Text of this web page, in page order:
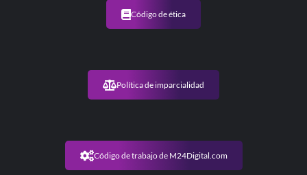
Código de ética
Política de imparcialidad
Código de trabajo de M24Digital.com